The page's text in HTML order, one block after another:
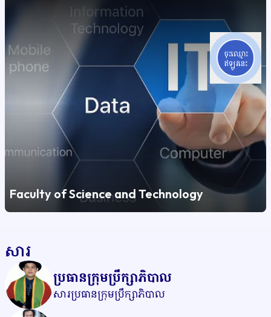
Faculty of Science and Technology
សារ
ប្រធានក្រុមប្រឹក្សាភិបាល
សារប្រធានក្រុមប្រឹក្សាភិបាល
ចុះឈ្មោះ
ឥឡូវនេះ